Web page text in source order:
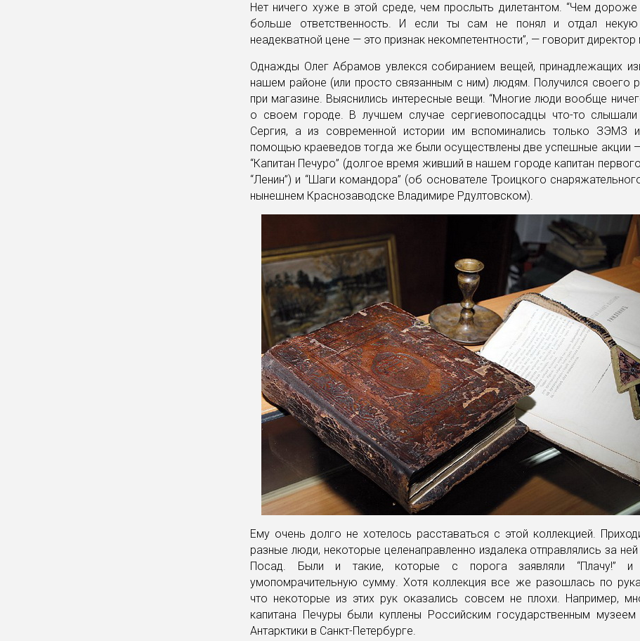
Нет ничего хуже в этой среде, чем прослыть дилетантом. “Чем
больше ответственность. И если ты сам не понял и отдал
неадекватной цене — это признак некомпетентности”, — говорит директор
Однажды Олег Абрамов увлекся собиранием вещей, принадлежащих
нашем районе (или просто связанным с ним) людям. Получился своего
при магазине. Выяснились интересные вещи. “Многие люди вообще
о своем городе. В лучшем случае сергиевопосадцы что-то
Сергия, а из современной истории им вспоминались только
помощью краеведов тогда же были осуществлены две успешные акции
“Капитан Печуро” (долгое время живший в нашем городе капитан
“Ленин”) и “Шаги командора” (об основателе Троицкого
нынешнем Краснозаводске Владимире Рдултовском).
Ему очень долго не хотелось расставаться с этой коллекцией.
разные люди, некоторые целенаправленно издалека отправлялись за
Посад. Были и такие, которые с порога заявляли “Плачу!” и
умопомрачительную сумму. Хотя коллекция все же разошлась по
что некоторые из этих рук оказались совсем не плохи. Например,
капитана Печуры были куплены Российским государственным музеем
Антарктики в Санкт-Петербурге.